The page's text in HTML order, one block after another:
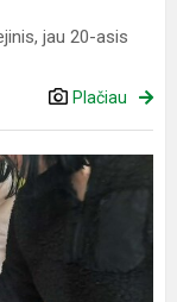
jau 20-asis
Plačiau